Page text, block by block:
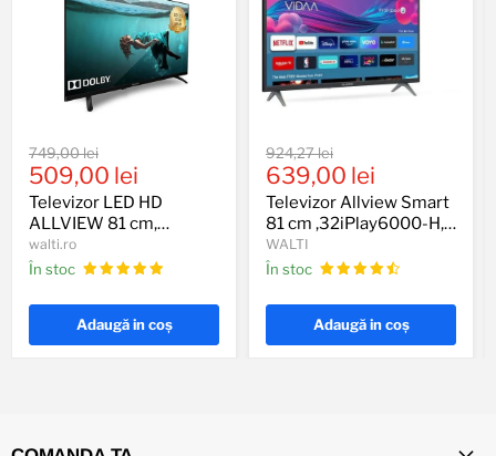
Televizor
LED
HD
ALLVIEW
81
cm,
32ATC6000
Preț
original
749,00 lei
Preț
actual
509,00 lei
Televizor LED HD
ALLVIEW 81 cm,
32ATC6000
walti.ro
În stoc
Adaugă in coş
Televizor
Allview
Smart
81
cm
,32iPlay6000-
H,
HD,
E
Preț
original
924,27 lei
Preț
actual
639,00 lei
Televizor Allview Smart
81 cm ,32iPlay6000-H,
HD, Clasa E
WALTI
În stoc
Adaugă in coş